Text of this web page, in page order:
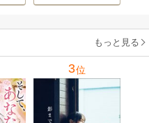
もっと見る
3位